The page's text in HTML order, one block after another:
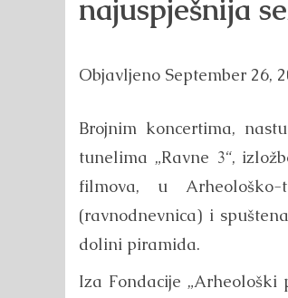
najuspješnija
Objavljeno September 26,
Brojnim koncertima,
tunelima „Ravne 3“,
filmova, u
(ravnodnevnica) i
dolini piramida.
Iza Fondacije „Arheološki